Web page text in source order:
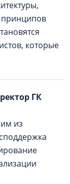
принципов
которые
ГК
из